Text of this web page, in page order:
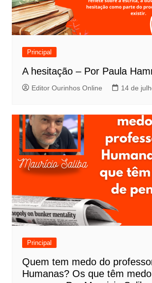
Principal
A hesitação – Por Paula
Editor Ourinhos Online 14 de
Principal
Quem tem medo do
Humanas? Os que têm